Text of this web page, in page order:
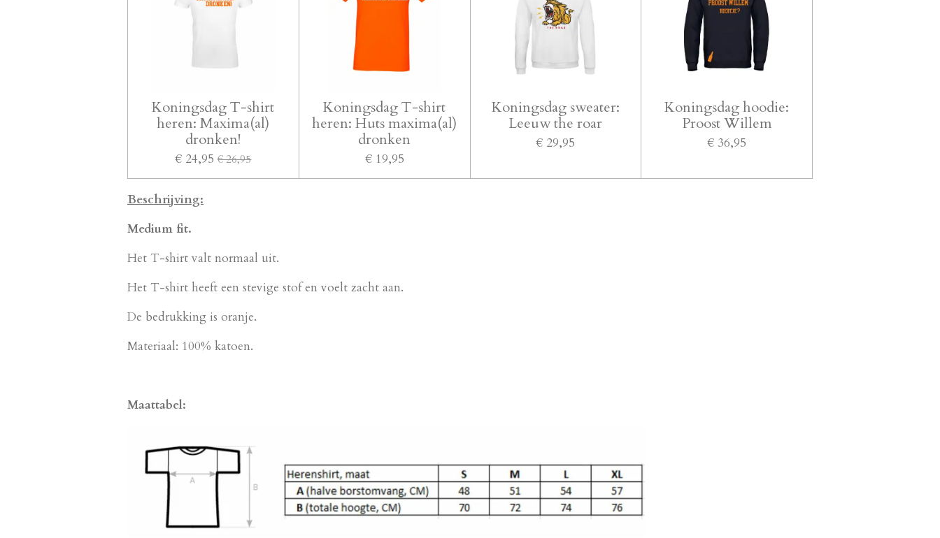
Koningsdag T-shirt
heren: Maxima(al)
dronken!
€ 24,95 € 26,95
Koningsdag T-shirt
heren: Huts maxima(al)
dronken
€ 19,95
Koningsdag sweater:
Leeuw the roar
€ 29,95
Koningsdag hoodie:
Proost Willem
€ 36,95
Beschrijving:
Medium fit.
Het T-shirt valt normaal uit.
Het T-shirt heeft een stevige stof en voelt zacht aan.
De bedrukking is oranje.
Materiaal: 100% katoen.
Maattabel: